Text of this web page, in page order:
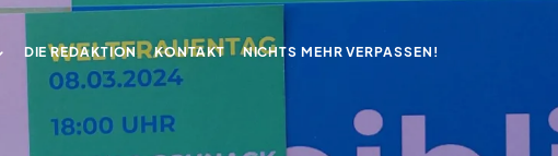
DIE REDAKTION KONTAKT NICHTS MEHR VERPASSEN!